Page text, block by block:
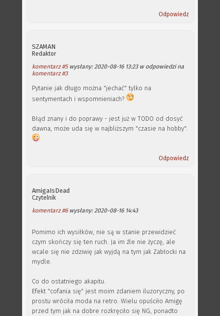
Odpowiedz
SZAMAN
Redaktor
komentarz #5wysłany: 2020-08-16 13:23 w odpowiedzi na
komentarz #3
Pytanie jak długo można "jechać" tylko na
sentymentach i wspomnieniach?
Błąd znany i do poprawy - jest już w TODO od dosyć
dawna, może uda się w najbliższym "czasie na hobby".
Odpowiedz
AmigaIsDead
Czytelnik
komentarz #6wysłany: 2020-08-16 14:43
Pomimo ich wysiłków, nie są w stanie przewidzieć
czym skończy się ten ruch. Ja im źle nie życzę, ale
wcale się nie zdziwię jak wyjdą na tym jak Zabłocki na
mydle.
Co do ostatniego akapitu.
Efekt "cofania się" jest moim zdaniem iluzoryczny, po
prostu wróciła moda na retro. Wielu opuściło Amigę
przed tym jak na dobre rozkręciło się NG, ponadto